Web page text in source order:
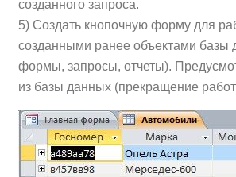
созданного запроса.
5) Создать кнопочную форму для
созданными ранее объектами базы
формы, запросы, отчеты).
из базы данных (прекращение